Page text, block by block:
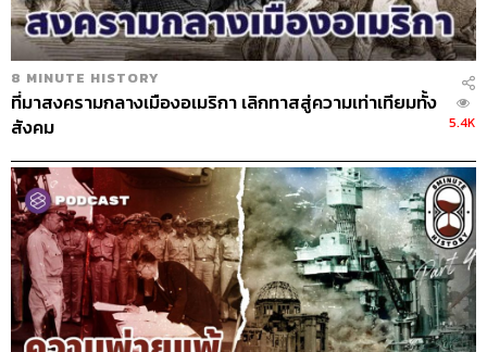
352
THE STANDARD PODCAST
ทีมงาน THE STANDARD PODCAST
8 MINUTE HISTORY
ที่มาสงครามกลางเมืองอเมริกา เลิกทาสสู่ความเท่าเทียมทั้ง
สังคม
5.4K